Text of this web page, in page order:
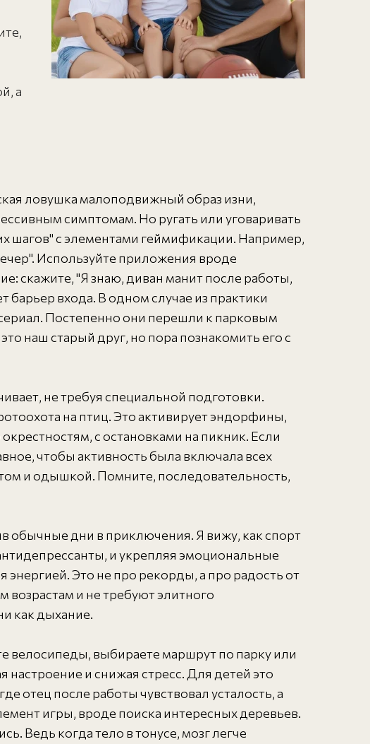
а
ловушка малоподвижный образ изни,
симптомам. Но ругать или уговаривать
шагов" с элементами геймификации. Например,
Используйте приложения вроде
скажите, "Я знаю, диван манит после работы,
барьер входа. В одном случае из практики
Постепенно они перешли к парковым
наш старый друг, но пора познакомить его с
не требуя специальной подготовки.
на птиц. Это активирует эндорфины,
с остановками на пикник. Если
чтобы активность была включала всех
и одышкой. Помните, последовательность,
обычные дни в приключения. Я вижу, как спорт
и укрепляя эмоциональные
энергией. Это не про рекорды, а про радость от
и не требуют элитного
как дыхание.
велосипеды, выбираете маршрут по парку или
и снижая стресс. Для детей это
отец после работы чувствовал усталость, а
игры, вроде поиска интересных деревьев.
Ведь когда тело в тонусе, мозг легче